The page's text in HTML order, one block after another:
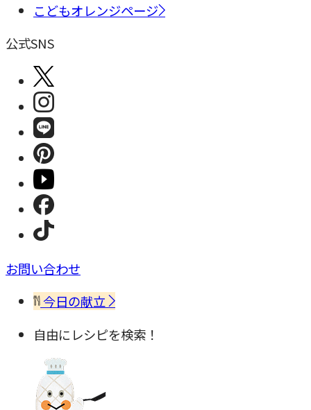
こどもオレンジページ
公式SNS
お問い合わせ
今日の献立
自由にレシピを検索！